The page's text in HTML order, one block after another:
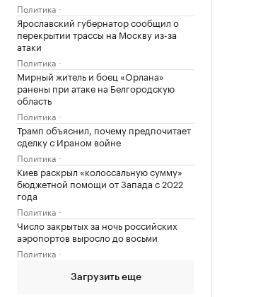
Политика
Ярославский губернатор сообщил о
перекрытии трассы на Москву из-за
атаки
Политика
Мирный житель и боец «Орлана»
ранены при атаке на Белгородскую
область
Политика
Трамп объяснил, почему предпочитает
сделку с Ираном войне
Политика
Киев раскрыл «колоссальную сумму»
бюджетной помощи от Запада с 2022
года
Политика
Число закрытых за ночь российских
аэропортов выросло до восьми
Политика
Загрузить еще